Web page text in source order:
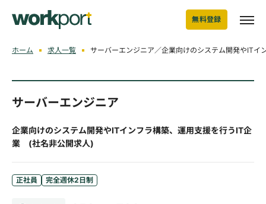
無料登録
ホーム 求人一覧 サーバーエンジニア／企業向けのシステム開発やIT
サーバーエンジニア
企業向けのシステム開発やITインフラ構築、運用支援を行うIT企
業 (社名非公開求人)
正社員 完全週休2日制